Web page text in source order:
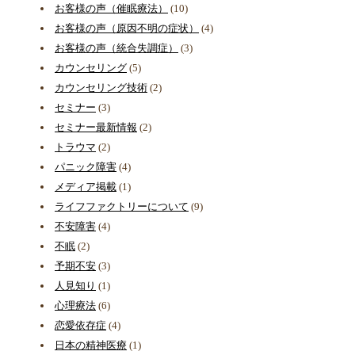
お客様の声（催眠療法）
(10)
お客様の声（原因不明の症状）
(4)
お客様の声（統合失調症）
(3)
カウンセリング (5)
カウンセリング技術 (2)
セミナー (3)
セミナー最新情報 (2)
トラウマ (2)
パニック障害 (4)
メディア掲載 (1)
ライフファクトリーについて (9)
不安障害 (4)
不眠 (2)
予期不安 (3)
人見知り (1)
心理療法 (6)
恋愛依存症 (4)
日本の精神医療 (1)